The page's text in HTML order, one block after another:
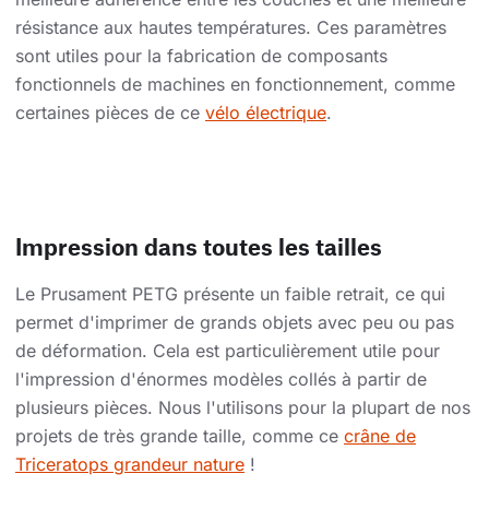
résistance aux hautes températures. Ces paramètres
sont utiles pour la fabrication de composants
fonctionnels de machines en fonctionnement, comme
certaines pièces de ce vélo électrique.
Impression dans toutes les tailles
Le Prusament PETG présente un faible retrait, ce qui
permet d'imprimer de grands objets avec peu ou pas
de déformation. Cela est particulièrement utile pour
l'impression d'énormes modèles collés à partir de
plusieurs pièces. Nous l'utilisons pour la plupart de nos
projets de très grande taille, comme ce crâne de
Triceratops grandeur nature !